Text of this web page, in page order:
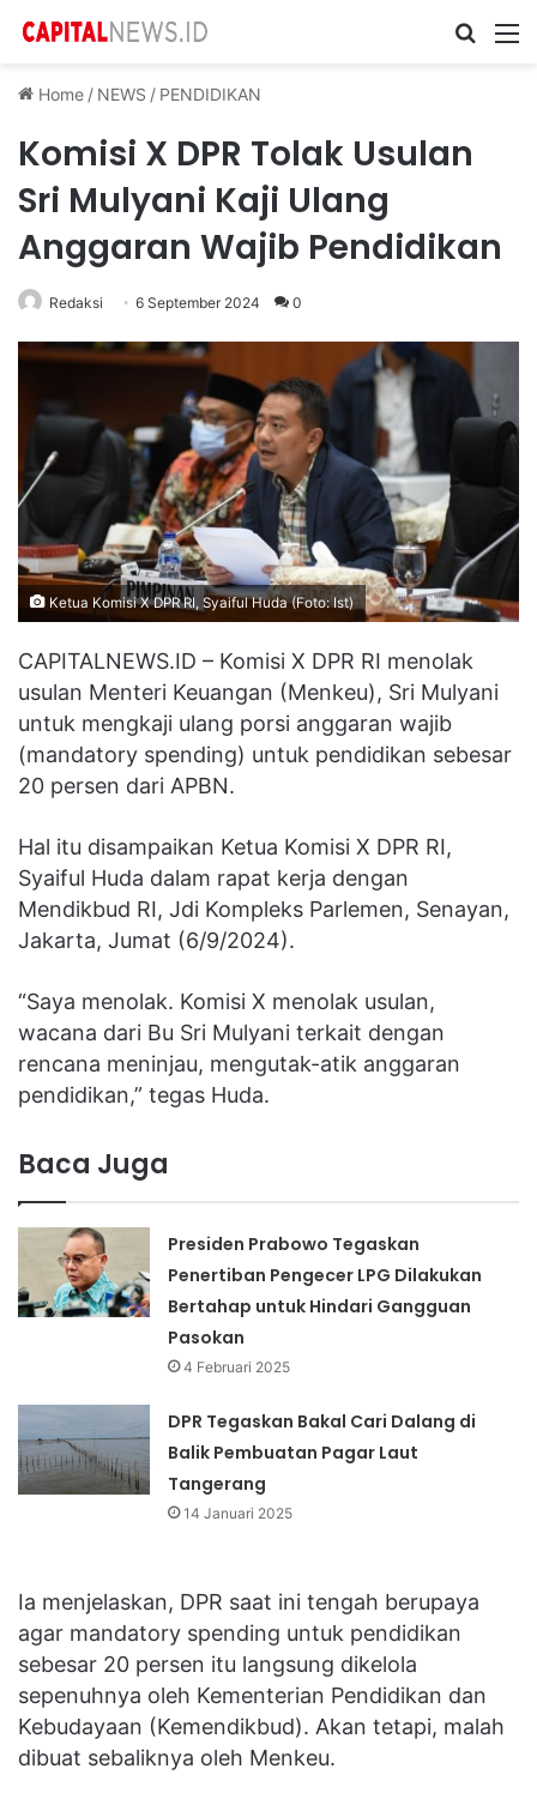
Cari ...
Home / NEWS / PENDIDIKAN
Komisi X DPR Tolak Usulan
Sri Mulyani Kaji Ulang
Anggaran Wajib Pendidikan
Redaksi 6 September 2024 0
Ketua Komisi X DPR RI, Syaiful Huda (Foto: Ist)
CAPITALNEWS.ID – Komisi X DPR RI menolak
usulan Menteri Keuangan (Menkeu), Sri Mulyani
untuk mengkaji ulang porsi anggaran wajib
(mandatory spending) untuk pendidikan sebesar
20 persen dari APBN.
Hal itu disampaikan Ketua Komisi X DPR RI,
Syaiful Huda dalam rapat kerja dengan
Mendikbud RI, Jdi Kompleks Parlemen, Senayan,
Jakarta, Jumat (6/9/2024).
“Saya menolak. Komisi X menolak usulan,
wacana dari Bu Sri Mulyani terkait dengan
rencana meninjau, mengutak-atik anggaran
pendidikan,” tegas Huda.
Baca Juga
Presiden Prabowo Tegaskan
Penertiban Pengecer LPG Dilakukan
Bertahap untuk Hindari Gangguan
Pasokan
4 Februari 2025
DPR Tegaskan Bakal Cari Dalang di
Balik Pembuatan Pagar Laut
Tangerang
14 Januari 2025
Ia menjelaskan, DPR saat ini tengah berupaya
agar mandatory spending untuk pendidikan
sebesar 20 persen itu langsung dikelola
sepenuhnya oleh Kementerian Pendidikan dan
Kebudayaan (Kemendikbud). Akan tetapi, malah
dibuat sebaliknya oleh Menkeu.